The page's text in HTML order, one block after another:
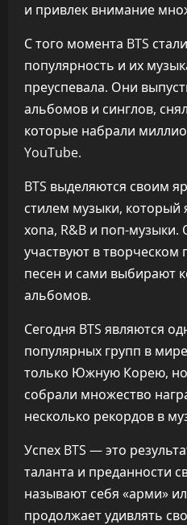
и привлек внимание
С того момента BTS
популярность и их
преуспевала. Они
альбомов и синглов,
которые набрали
YouTube.
BTS выделяются своим
стилем музыки, который
хопа, R&B и поп-музыки.
участвуют в творческом
песен и сами выбирают
альбомов.
Сегодня BTS являются
популярных групп в
только Южную Корею, но
собрали множество
несколько рекордов в
Успех BTS — это
таланта и преданности
называют себя «арми»
продолжает удивлять